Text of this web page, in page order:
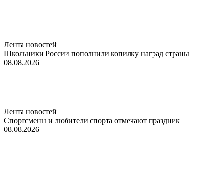
Лента новостей
Школьники России пополнили копилку наград страны
08.08.2026
Лента новостей
Спортсмены и любители спорта отмечают праздник
08.08.2026